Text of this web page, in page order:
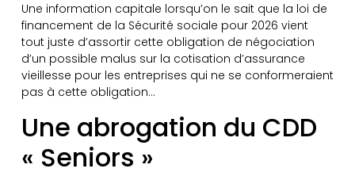
Une information capitale lorsqu’on le sait que la loi de
financement de la Sécurité sociale pour 2026 vient
tout juste d’assortir cette obligation de négociation
d’un possible malus sur la cotisation d’assurance
vieillesse pour les entreprises qui ne se conformeraient
pas à cette obligation…
Une abrogation du CDD
« Seniors »